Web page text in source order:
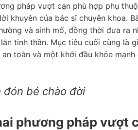
pháp vượt cạn phù hợp phụ
khuyên của bác sĩ chuyên khoa.
và sinh mổ, đồng thời đưa ra
tinh thần. Mục tiêu cuối cùng là
toàn và một khởi đầu khỏe mạnh
đón bé chào đời
phương pháp vượt